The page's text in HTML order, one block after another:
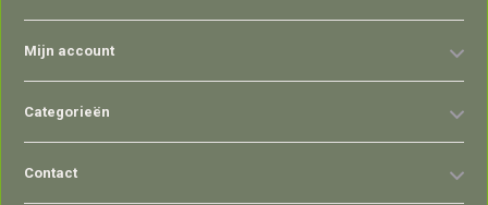
Mijn account
Categorieën
Contact